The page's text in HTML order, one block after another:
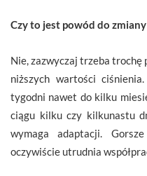
Czy to jest powód do
Nie, zazwyczaj trzeba trochę
niższych wartości
tygodni nawet do kilku
ciągu kilku czy kilkunastu
wymaga adaptacji.
oczywiście utrudnia